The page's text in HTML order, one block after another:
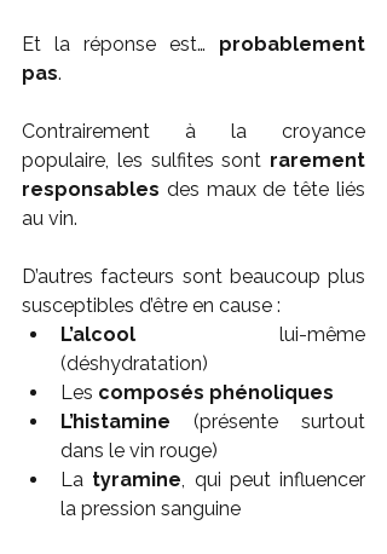
Et la réponse est… probablement
pas.
Contrairement à la croyance
populaire, les sulfites sont rarement
responsables des maux de tête liés
au vin.
D’autres facteurs sont beaucoup plus
susceptibles d’être en cause :
L’alcool lui-même
(déshydratation)
Les composés phénoliques
L’histamine (présente surtout
dans le vin rouge)
La tyramine, qui peut influencer
la pression sanguine